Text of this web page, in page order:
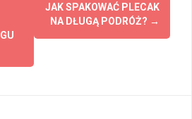
JAK SPAKOWAĆ PLECAK
NA DŁUGĄ PODRÓŻ? →